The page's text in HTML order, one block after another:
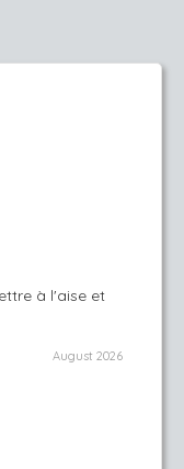
à l'aise et
August 2026